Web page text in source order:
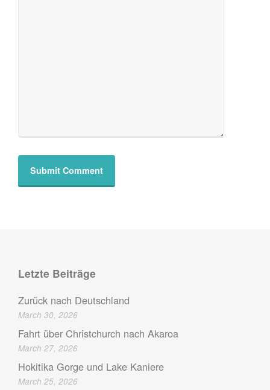
Letzte Beiträge
Zurück nach Deutschland
March 30, 2026
Fahrt über Christchurch nach Akaroa
March 27, 2026
Hokitika Gorge und Lake Kaniere
March 25, 2026